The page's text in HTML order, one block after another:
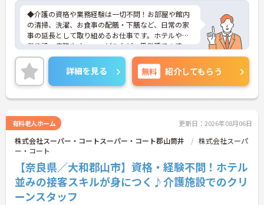
◆介護の資格や業務経験は一切不問！お部屋や館内
の清掃、洗濯、お食事の配膳・下膳など、日常の家
事の延長として取り組めるお仕事です。ホテルや商
業施設、病院やオフィスビルなど、異業種での清
掃・クリーニング経験がある方もスキルを存分に活
かしてご活躍いただけます。
◆安定の正社員雇用で、賞与年2回や最大5万円の通
勤手当、食事補助など待遇面がしっかり整っていま
す。入社後の丁寧なOJT研修に加え、資格取得支援
ップアップを目指せる環境です。
詳細を見る 無料 紹介してもらう
有料老人ホーム 更新日：2026年08月06日
株式会社スーパー・コートスーパー・コート郡山筒井
株式会社スーパ
ー・コート
【奈良県／大和郡山市】資格・経験不問！ホテル
並みの接客スキルが身につく♪介護施設でのクリ
ーンスタッフ